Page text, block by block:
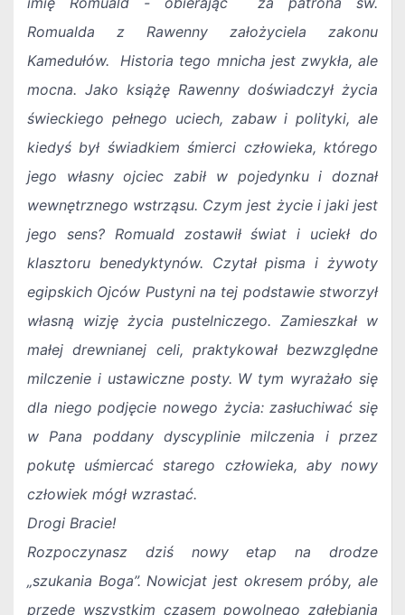
Romualda z Rawenny założyciela zakonu
Kamedułów. Historia tego mnicha jest zwykła, ale
mocna. Jako książę Rawenny doświadczył życia
świeckiego pełnego uciech, zabaw i polityki, ale
kiedyś był świadkiem śmierci człowieka, którego
jego własny ojciec zabił w pojedynku i doznał
wewnętrznego wstrząsu. Czym jest życie i jaki jest
jego sens? Romuald zostawił świat i uciekł do
klasztoru benedyktynów. Czytał pisma i żywoty
egipskich Ojców Pustyni na tej podstawie stworzył
własną wizję życia pustelniczego. Zamieszkał w
małej drewnianej celi, praktykował bezwzględne
milczenie i ustawiczne posty. W tym wyrażało się
dla niego podjęcie nowego życia: zasłuchiwać się
w Pana poddany dyscyplinie milczenia i przez
pokutę uśmiercać starego człowieka, aby nowy
człowiek mógł wzrastać.
Drogi Bracie!
Rozpoczynasz dziś nowy etap na drodze
„szukania Boga”. Nowicjat jest okresem próby, ale
przede wszystkim czasem powolnego zgłębiania